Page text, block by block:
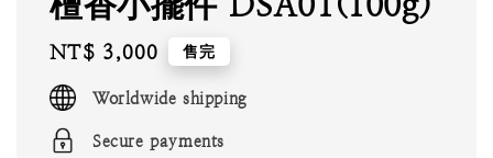
Regular
price
NT$ 3,000 售完
Worldwide shipping
Secure payments